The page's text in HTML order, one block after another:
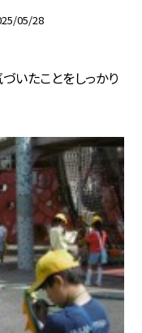
05/28
いたことをしっかり